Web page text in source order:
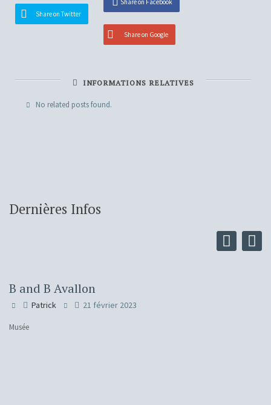
Share on Twitter
Share on Facebook
Share on Google
INFORMATIONS RELATIVES
No related posts found.
Dernières Infos
B and B Avallon
Patrick 21 février 2023
Musée